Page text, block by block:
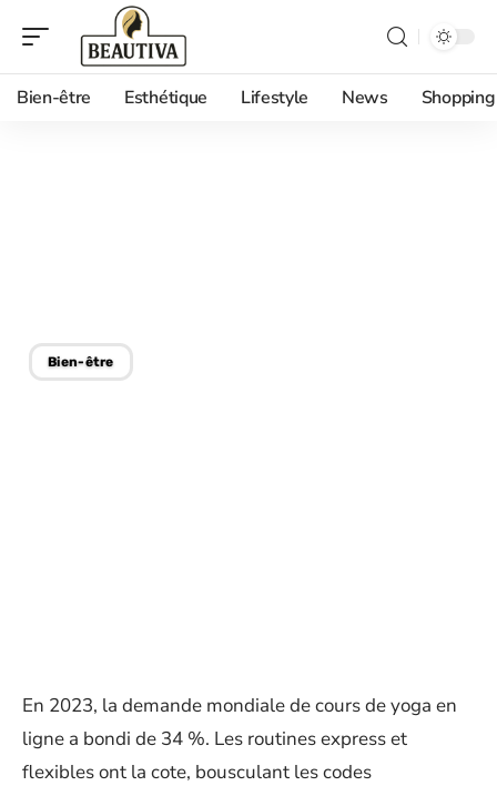
Bien-être Esthétique Lifestyle News Shopping
Bien-être
En 2023, la demande mondiale de cours de yoga en
ligne a bondi de 34 %. Les routines express et
flexibles ont la cote, bousculant les codes